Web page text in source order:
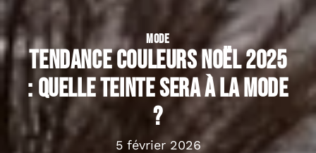
MODE
Tendance couleurs Noël 2025
: quelle teinte sera à la mode
?
5 février 2026